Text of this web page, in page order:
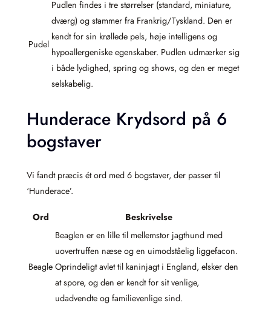
Pudel
Pudlen findes i tre størrelser (standard, miniature,
dværg) og stammer fra Frankrig/Tyskland. Den er
kendt for sin krøllede pels, høje intelligens og
hypoallergeniske egenskaber. Pudlen udmærker sig
i både lydighed, spring og shows, og den er meget
selskabelig.
Hunderace Krydsord på 6
bogstaver
Vi fandt præcis ét ord med 6 bogstaver, der passer til
‘Hunderace’.
Ord Beskrivelse
Beagle
Beaglen er en lille til mellemstor jagthund med
uovertruffen næse og en uimodståelig liggefacon.
Oprindeligt avlet til kaninjagt i England, elsker den
at spore, og den er kendt for sit venlige,
udadvendte og familievenlige sind.